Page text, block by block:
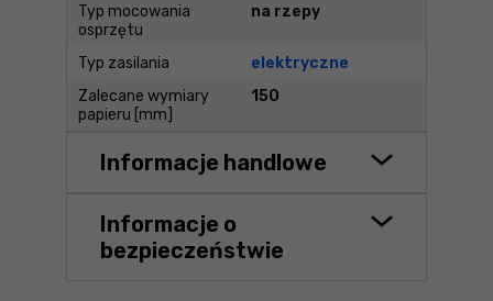
Typ mocowania
osprzętu
na rzepy
Typ zasilania
elektryczne
Zalecane wymiary
papieru [mm]
150
Informacje handlowe
Informacje o
bezpieczeństwie